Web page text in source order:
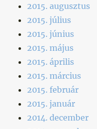
2015. augusztus
2015. július
2015. június
2015. május
2015. április
2015. március
2015. február
2015. január
2014. december